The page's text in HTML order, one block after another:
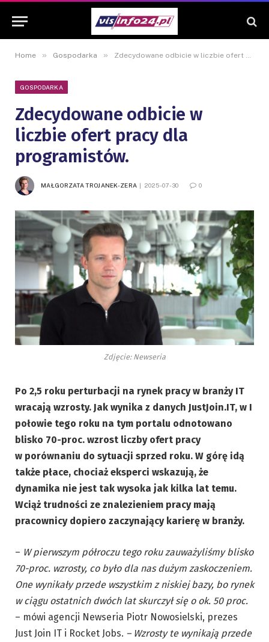
Home » Gospodarka » Zdecydowane odbicie w liczbie ofert pracy dla programistów.
GOSPODARKA
Zdecydowane odbicie w
liczbie ofert pracy dla
programistów.
MAŁGORZATA TROJANEK-ZERA 2025-07-30 0
Zdjęcie: Newseria
Po 2,5 roku perturbacji na rynek pracy w branży IT
wracają wzrosty. Jak wynika z danych JustJoin.IT, w I
połowie tego roku na tym portalu odnotowano
blisko 70-proc. wzrost liczby ofert pracy
w porównaniu do sytuacji sprzed roku. W górę idą
także płace, chociaż eksperci wskazują, że
dynamika nie jest tak wysoka jak kilka lat temu.
Wciąż trudności ze znalezieniem pracy mają
pracownicy dopiero zaczynający karierę w branży.
– W pierwszym półroczu tego roku zauważyliśmy blisko
70-proc. wzrosty, co było dla nas dużym zaskoczeniem.
One wynikały przede wszystkim z niskiej bazy, bo rynek
w ciągu ostatnich dwóch lat skurczył się o ok. 50 proc.
– mówi agencji Newseria Piotr Nowosielski, prezes
Just Join IT i Rocket Jobs. – Wzrosty te wynikają przede